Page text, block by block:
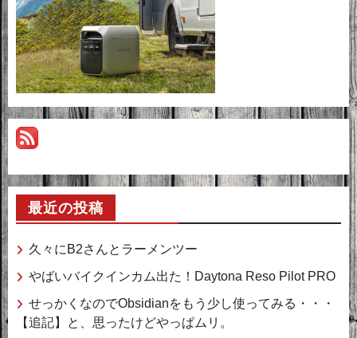
最近の投稿
久々にB2さんとラーメンツー
やばいバイクインカム出た！Daytona Reso Pilot PRO
せっかくなのでObsidianをもう少し使ってみる・・・
【追記】と、思ったけどやっぱムリ。